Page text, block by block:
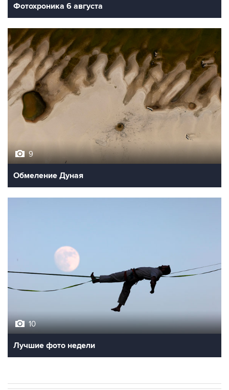
Фотохроника 6 августа
9
Обмеление Дуная
10
Лучшие фото недели